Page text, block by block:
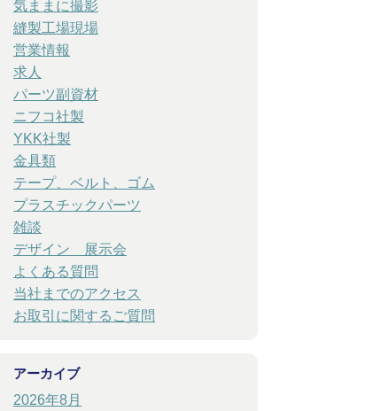
気ままに撮影
縫製工場現場
営業情報
求人
パーツ副資材
ニフコ社製
YKK社製
金具類
テープ、ベルト、ゴム
プラスチックパーツ
雑談
デザイン 展示会
よくある質問
当社までのアクセス
お取引に関するご質問
アーカイブ
2026年8月